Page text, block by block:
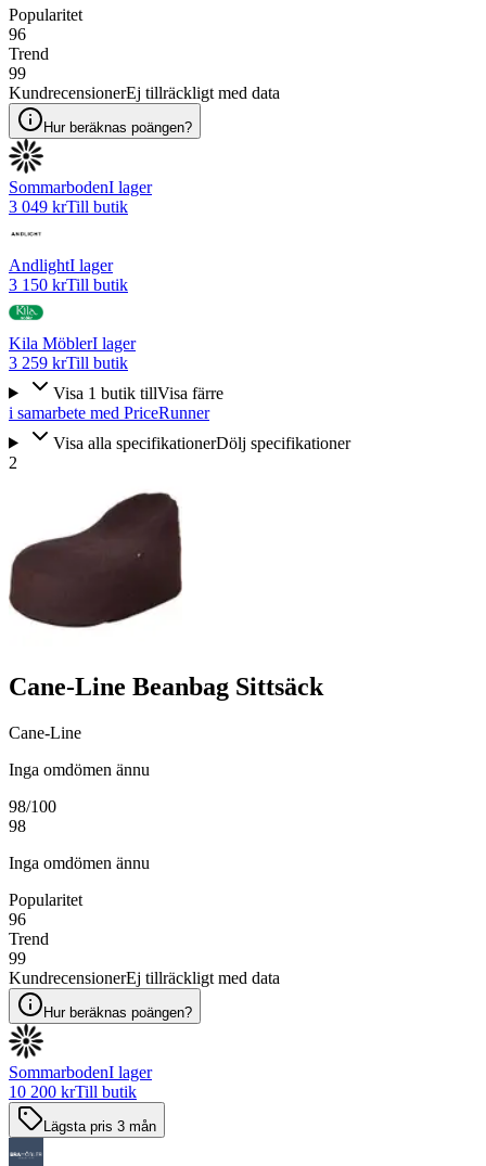
Popularitet
96
Trend
99
KundrecensionerEj tillräckligt med data
Hur beräknas poängen?
SommarbodenI lager
3 049 krTill butik
AndlightI lager
3 150 krTill butik
Kila MöblerI lager
3 259 krTill butik
Visa 1 butik tillVisa färre
i samarbete med PriceRunner
Visa alla specifikationerDölj specifikationer
2
Cane-Line Beanbag Sittsäck
Cane-Line
Inga omdömen ännu
98/100
98
Inga omdömen ännu
Popularitet
96
Trend
99
KundrecensionerEj tillräckligt med data
Hur beräknas poängen?
SommarbodenI lager
10 200 krTill butik
Lägsta pris 3 mån